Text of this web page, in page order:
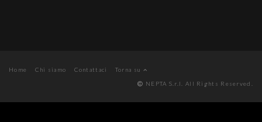
Home Chi siamo Contattaci
Torna su
NEPTA S.r.l. All Rights Reserved.